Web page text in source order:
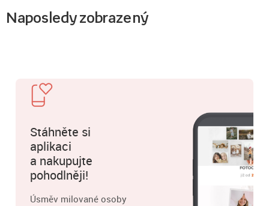
Naposledy zobrazený
Stáhněte si
aplikaci
a nakupujte
pohodlněji!
Úsměv milované osoby